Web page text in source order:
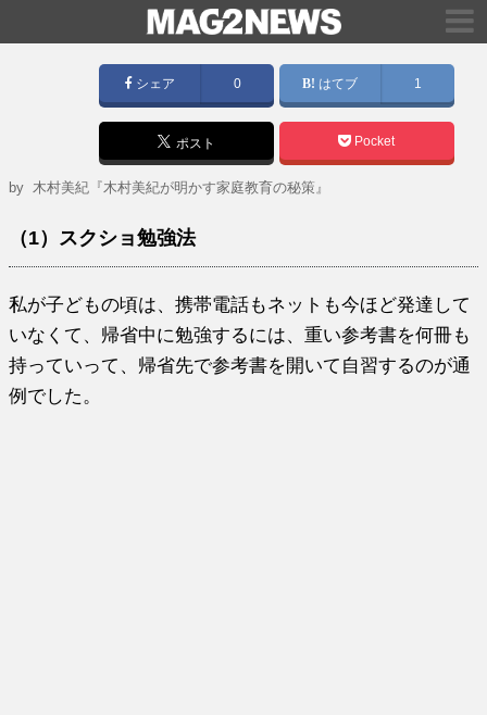
シェア 0 はてブ 1
ポスト Pocket
by木村美紀『木村美紀が明かす家庭教育の秘策』
（1）スクショ勉強法
私が子どもの頃は、携帯電話もネットも今ほど発達して
いなくて、帰省中に勉強するには、重い参考書を何冊も
持っていって、帰省先で参考書を開いて自習するのが通
例でした。